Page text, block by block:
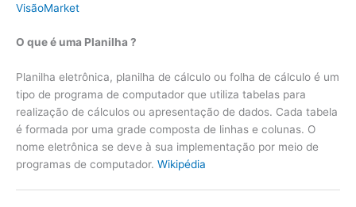
VisãoMarket
O que é uma Planilha ?
Planilha eletrônica, planilha de cálculo ou folha de cálculo é um
tipo de programa de computador que utiliza tabelas para
realização de cálculos ou apresentação de dados. Cada tabela
é formada por uma grade composta de linhas e colunas. O
nome eletrônica se deve à sua implementação por meio de
programas de computador. Wikipédia